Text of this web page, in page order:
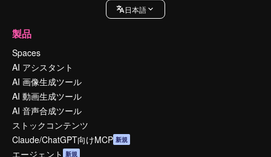
日本語
製品
Spaces
AI アシスタント
AI 画像生成ツール
AI 動画生成ツール
AI 音声合成ツール
ストックコンテンツ
Claude/ChatGPT向けMCP 新規
エージェント 新規